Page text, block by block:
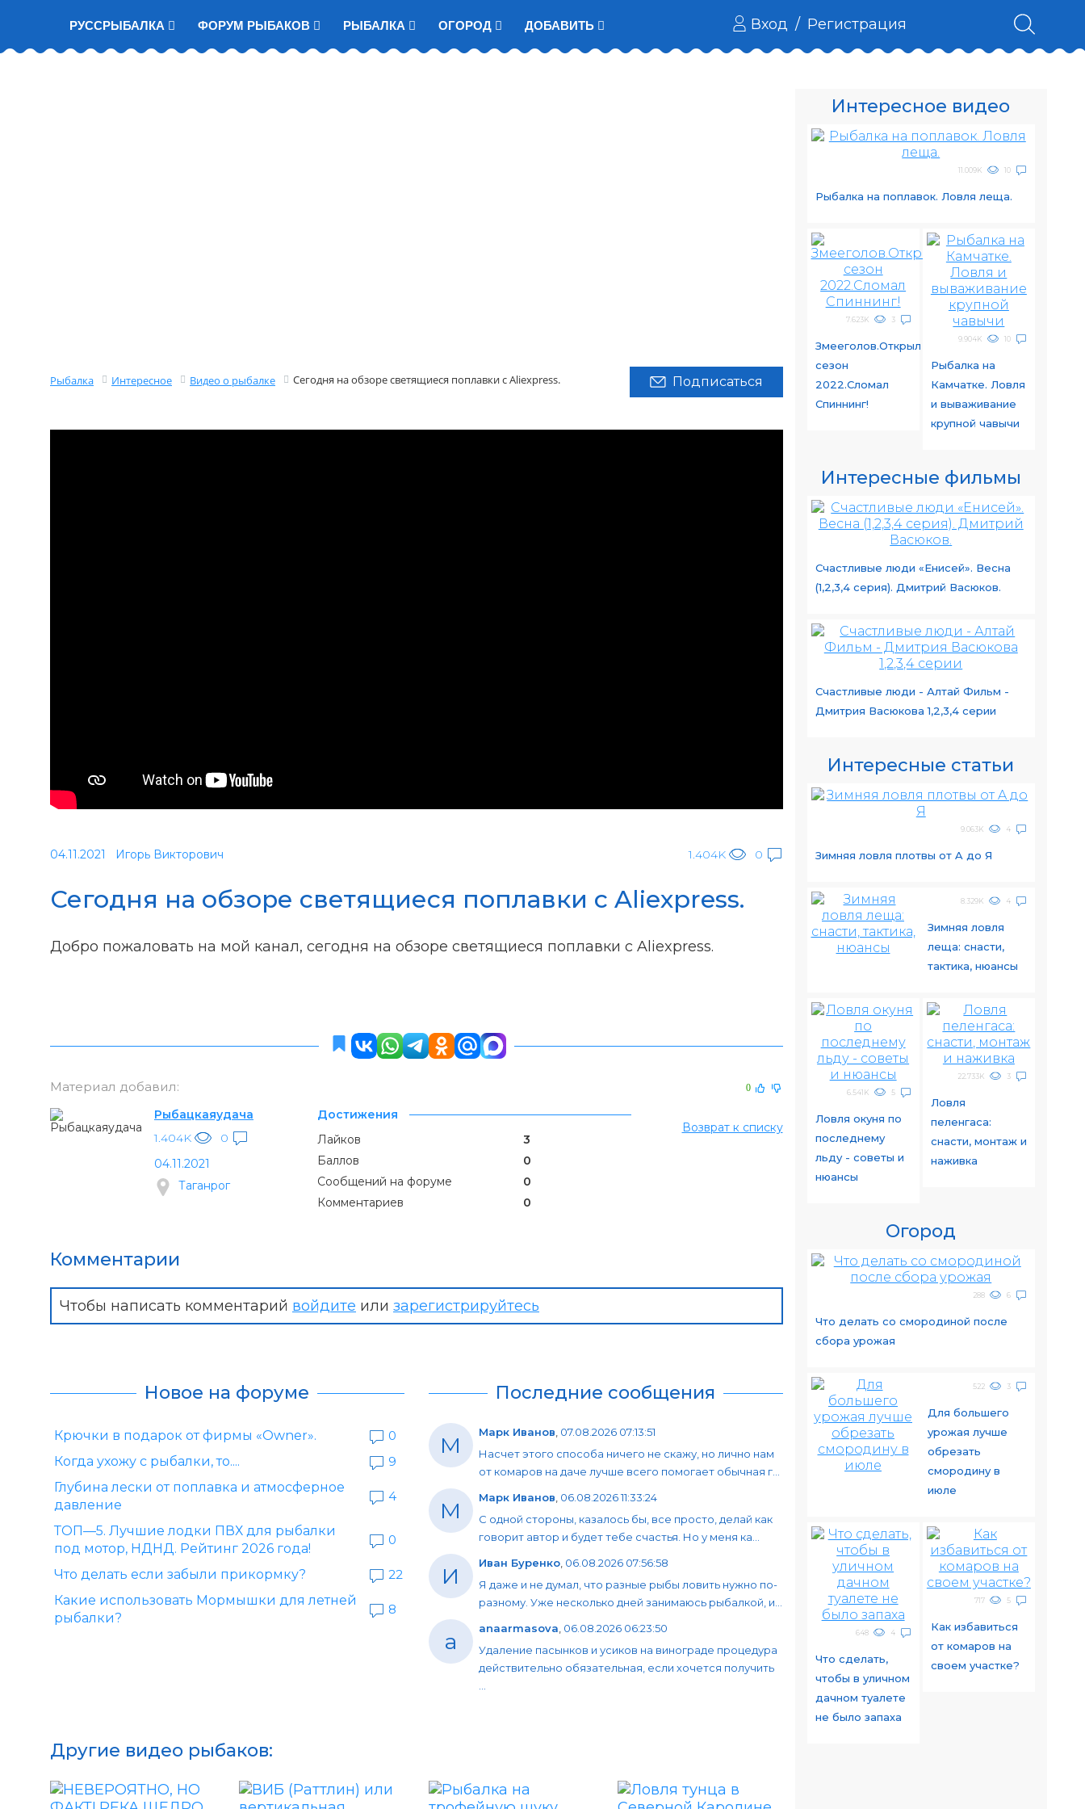
РУССРЫБАЛКА ФОРУМ РЫБАКОВ РЫБАЛКА ОГОРОД ДОБАВИТЬ Вход / Регистрация
Рыбалка Интересное Видео о рыбалке Сегодня на обзоре светящиеся поплавки с Aliexpress. Подписаться
04.11.2021 Игорь Викторович 1.404K 0
Сегодня на обзоре светящиеся поплавки с Aliexpress.
Добро пожаловать на мой канал, сегодня на обзоре светящиеся поплавки с Aliexpress.
Материал добавил: 0
Рыбацкаяудача
1.404K
0
04.11.2021
Таганрог
Достижения
Лайков
3
Баллов
0
Сообщений на форуме
0
Комментариев
0
Возврат к списку
Комментарии
Чтобы написать комментарий войдите или зарегистрируйтесь
Новое на форуме
Крючки в подарок от фирмы «Owner».
0
Когда ухожу с рыбалки, то....
9
Глубина лески от поплавка и атмосферное
давление
4
ТОП—5. Лучшие лодки ПВХ для рыбалки
под мотор, НДНД. Рейтинг 2026 года!
0
Что делать если забыли прикормку?
22
Какие использовать Мормышки для летней
рыбалки?
8
Последние сообщения
М Марк Иванов, 07.08.2026 07:13:51
Насчет этого способа ничего не скажу, но лично нам
от комаров на даче лучше всего помогает обычная г...
М Марк Иванов, 06.08.2026 11:33:24
С одной стороны, казалось бы, все просто, делай как
говорит автор и будет тебе счастья. Но у меня ка...
И Иван Буренко, 06.08.2026 07:56:58
Я даже и не думал, что разные рыбы ловить нужно по-
разному. Уже несколько дней занимаюсь рыбалкой, и...
a anaarmasova, 06.08.2026 06:23:50
Удаление пасынков и усиков на винограде процедура
действительно обязательная, если хочется получить
...
Другие видео рыбаков:
Интересное видео
11.009K 10
Рыбалка на поплавок. Ловля леща.
7.623K 3
Змееголов.Открыл
сезон
2022.Сломал
Спиннинг!
9.904K 10
Рыбалка на
Камчатке. Ловля
и вываживание
крупной чавычи
Интересные фильмы
Счастливые люди «Енисей». Весна
(1,2,3,4 серия). Дмитрий Васюков.
Счастливые люди - Алтай Фильм -
Дмитрия Васюкова 1,2,3,4 серии
Интересные статьи
9.063K 4
Зимняя ловля плотвы от A до Я
8.329K 4
Зимняя ловля
леща: снасти,
тактика, нюансы
6.541K 5
Ловля окуня по
последнему
льду - советы и
нюансы
22.733K 3
Ловля
пеленгаса:
снасти, монтаж и
наживка
Огород
288 6
Что делать со смородиной после
сбора урожая
522 3
Для большего
урожая лучше
обрезать
смородину в
июле
648 4
Что сделать,
чтобы в уличном
дачном туалете
не было запаха
717 5
Как избавиться
от комаров на
своем участке?